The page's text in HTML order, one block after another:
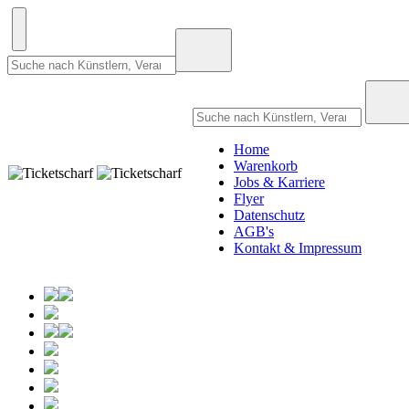
Home
Warenkorb
Jobs & Karriere
Flyer
Datenschutz
AGB's
Kontakt & Impressum